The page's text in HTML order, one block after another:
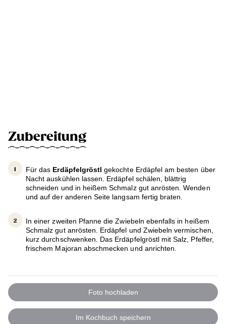
Zubereitung
Für das Erdäpfelgröstl gekochte Erdäpfel am besten über
Nacht auskühlen lassen. Erdäpfel schälen, blättrig
schneiden und in heißem Schmalz gut anrösten. Wenden
und auf der anderen Seite langsam fertig braten.
In einer zweiten Pfanne die Zwiebeln ebenfalls in heißem
Schmalz gut anrösten. Erdäpfel und Zwiebeln vermischen,
kurz durchschwenken. Das Erdäpfelgröstl mit Salz, Pfeffer,
frischem Majoran abschmecken und anrichten.
Foto hochladen
Im Kochbuch speichern